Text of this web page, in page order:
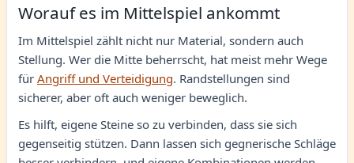
Worauf es im Mittelspiel ankommt
Im Mittelspiel zählt nicht nur Material, sondern auch
Stellung. Wer die Mitte beherrscht, hat meist mehr Wege
für Angriff und Verteidigung. Randstellungen sind
sicherer, aber oft auch weniger beweglich.
Es hilft, eigene Steine so zu verbinden, dass sie sich
gegenseitig stützen. Dann lassen sich gegnerische Schläge